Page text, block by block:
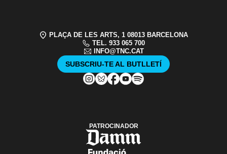
PLAÇA DE LES ARTS, 1 08013 BARCELONA
TEL. 933 065 700
INFO@TNC.CAT
SUBSCRIU-TE AL BUTLLETÍ
PATROCINADOR